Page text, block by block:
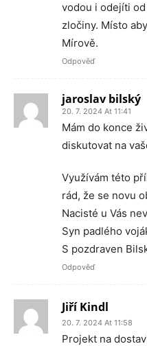
vodou i odejíti
zločiny. Místo
Mírově.
Odpověď
jaroslav bilský
20. 7. 2024 At 11:41
Mám do konce
diskutovat na
Využívám této
rád, že se novu
Nacisté u Vás
Syn padlého
S pozdraven
Odpověď
Jiří Kindl
20. 7. 2024 At 11:58
Projekt na